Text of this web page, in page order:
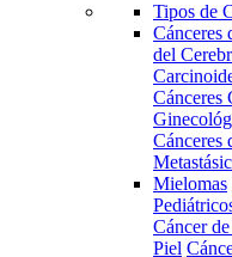
Tipos de
Cánceres
del
Cánceres
Cánceres
Mielomas
Cáncer
Piel